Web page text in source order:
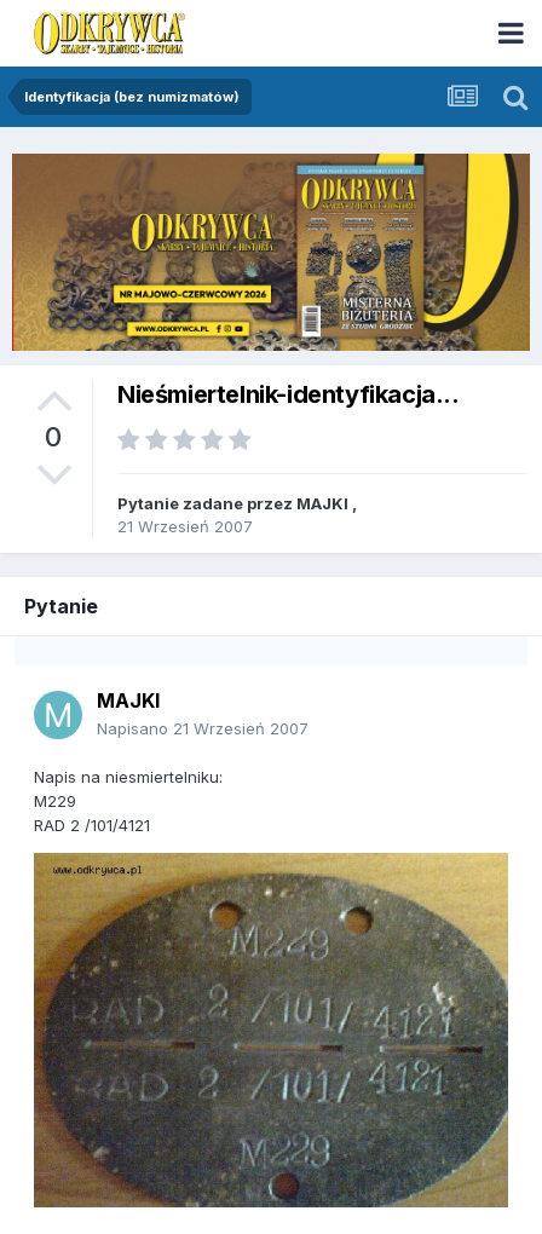
Identyfikacja (bez numizmatów)
0
Nieśmiertelnik-identyfikacja...
Pytanie zadane przez MAJKI
21 Wrzesień 2007
Pytanie
MAJKI
Napisano 21 Wrzesień 2007
Napis na niesmiertelniku:
M229
RAD 2 /101/4121